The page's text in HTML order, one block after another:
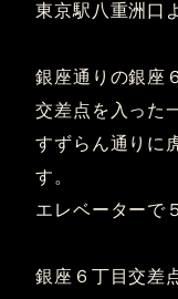
東京駅八重洲口
銀座通りの銀座
交差点を入った
すずらん通りに
す。
エレベーターで
銀座６丁目交差